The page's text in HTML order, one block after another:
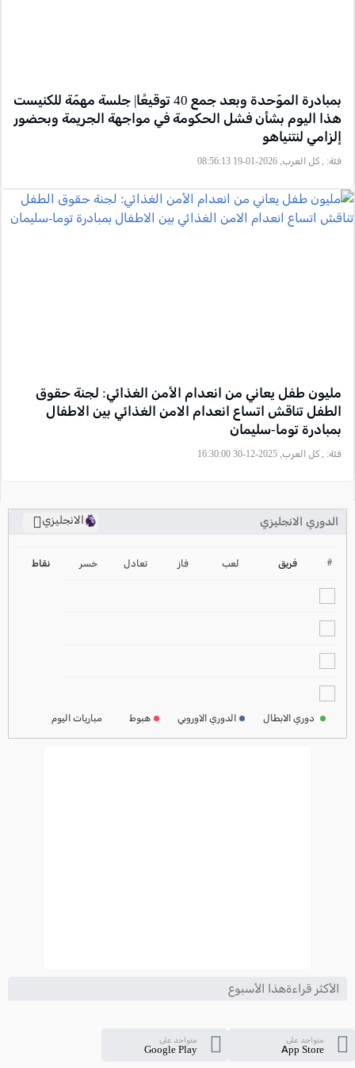
الأكثر قراءةهذا الأسبوع
متواجد على
App Store
متواجد على
Google Play
بمبادرة الموّحدة وبعد جمع 40 توقيعًا| جلسة مهمّة للكنيست
هذا اليوم بشأن فشل الحكومة في مواجهة الجريمة وبحضور
إلزامي لنتنياهو
فئة: , كل العرب, 2026-01-19 08:56:13
مليون طفل يعاني من انعدام الأمن الغذائي: لجنة حقوق
الطفل تناقش اتساع انعدام الامن الغذائي بين الاطفال
بمبادرة توما-سليمان
فئة: , كل العرب, 2025-12-30 16:30:00
الدوري الانجليزي
الانجليزي
2024-2025
ترتيب الدوري الايطالي
# فريق لعب فاز تعادل خسر نقاط
دوري الابطال الدوري الاوروبي هبوط مباريات اليوم